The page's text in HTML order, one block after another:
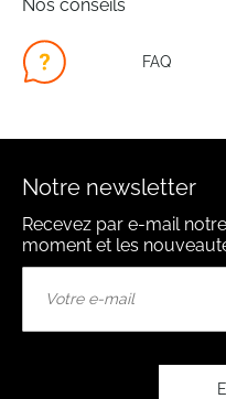
Nos conseils
FAQ
Notre newsletter
Recevez par e-mail
moment et les